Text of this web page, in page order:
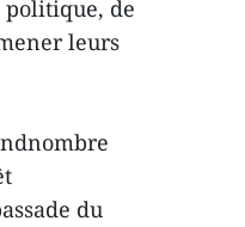
de
leurs
du